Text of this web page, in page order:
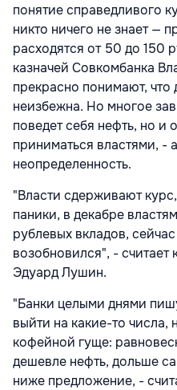
понятие справедливого
никто ничего не знает —
расходятся от 50 до 150
казначей Совкомбанка
прекрасно понимают, что
неизбежна. Но многое
поведет себя нефть, но и
приниматься властями, -
неопределенность.
"Власти сдерживают
паники, в декабре
рублевых вкладов,
возобновился", -
Эдуард Лушин.
"Банки целыми днями
выйти на какие-то числа,
кофейной гуще:
дешевле нефть, дольше
ниже предложение, -